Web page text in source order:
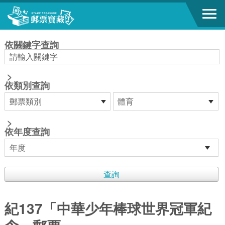
跳到主要內容區塊
依關鍵字查詢
>
依類別查詢
>
依年度查詢
紀137「中華少年棒球世界冠軍紀